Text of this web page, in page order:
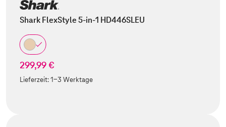
Shark FlexStyle 5-in-1 HD446SLEU
299,99 €
Lieferzeit:1-3 Werktage